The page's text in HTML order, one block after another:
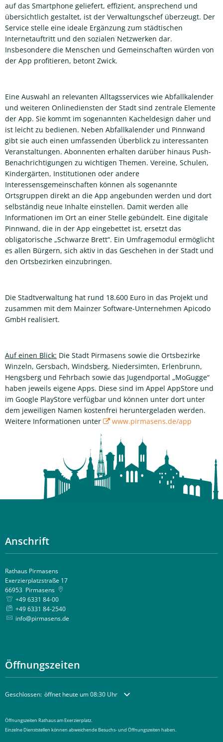
auf das Smartphone geliefert, effizient, ansprechend und
übersichtlich gestaltet, ist der Verwaltungschef überzeugt. Der
Service stelle eine ideale Ergänzung zum städtischen
Internetauftritt und den sozialen Netzwerken dar.
Insbesondere die Menschen und Gemeinschaften würden von
der App profitieren, betont Zwick.
Eine Auswahl an relevanten Alltagsservices wie Abfallkalender
und weiteren Onlinediensten der Stadt sind zentrale Elemente
der App. Sie kommt im sogenannten Kacheldesign daher und
ist leicht zu bedienen. Neben Abfallkalender und Pinnwand
gibt sie auch einen umfassenden Überblick zu interessanten
Veranstaltungen. Abonnenten erhalten darüber hinaus Push-
Benachrichtigungen zu wichtigen Themen. Vereine, Schulen,
Kindergärten, Institutionen oder andere
Interessensgemeinschaften können als sogenannte
Ortsgruppen direkt an die App angebunden werden und dort
selbständig neue Inhalte einstellen. Damit werden alle
Informationen im Ort an einer Stelle gebündelt. Eine digitale
Pinnwand, die in der App eingebettet ist, ersetzt das
obligatorische „Schwarze Brett“. Ein Umfragemodul ermöglicht
es allen Bürgern, sich aktiv in das Geschehen in der Stadt und
den Ortsbezirken einzubringen.
Die Stadtverwaltung hat rund 18.600 Euro in das Projekt und
zusammen mit dem Mainzer Software-Unternehmen Apicodo
GmbH realisiert.
Auf einen Blick: Die Stadt Pirmasens sowie die Ortsbezirke
Winzeln, Gersbach, Windsberg, Niedersimten, Erlenbrunn,
Hengsberg und Fehrbach sowie das Jugendportal „MoGugge“
haben jeweils eigene Apps. Diese sind im Appel AppStore und
im Google PlayStore verfügbar und können unter dort unter
dem jeweiligen Namen kostenfrei heruntergeladen werden.
Weitere Informationen unter
www.pirmasens.de/app
Anschrift
Rathaus Pirmasens
Exerzierplatzstraße 17
66953 Pirmasens
+49 6331 84-00
+49 6331 84-2540
info@pirmasens.de
Öffnungszeiten
Klicken, um weitere Öffnungs- oder Schließzeiten auszublenden
Geschlossen: öffnet heute um 08:30 Uhr
Öffnungszeiten Rathaus am Exerzierplatz.
Einzelne Dienststellen können abweichende Besuchs- und Öffnungszeiten haben.